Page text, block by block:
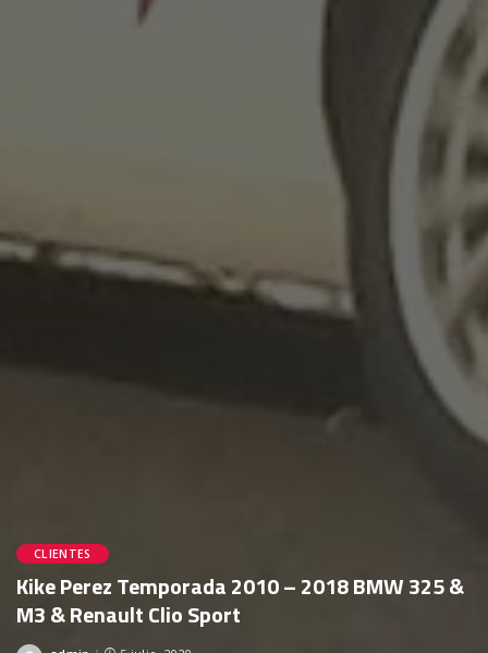
CLIENTES
Kike Perez Temporada 2010 – 2018 BMW 325 &
M3 & Renault Clio Sport